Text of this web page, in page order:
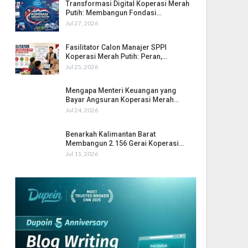
Transformasi Digital Koperasi Merah
Putih: Membangun Fondasi…
Jul 27, 2026
Fasilitator Calon Manajer SPPI
Koperasi Merah Putih: Peran,…
Jul 25, 2026
Mengapa Menteri Keuangan yang
Bayar Angsuran Koperasi Merah…
Jul 24, 2026
Benarkah Kalimantan Barat
Membangun 2.156 Gerai Koperasi…
Jul 11, 2026